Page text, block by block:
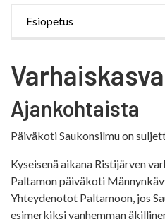
Esiopetus
Ajankohtaista
Päiväkoti Saukonsilmu on
Kyseisenä aikana Ristijärven
Paltamon päiväkoti
Yhteydenotot Paltamoon, jos
esimerkiksi vanhemman